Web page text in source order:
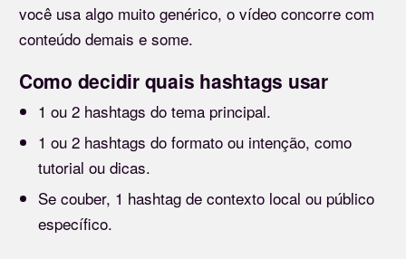
você usa algo muito genérico, o vídeo concorre com
conteúdo demais e some.
Como decidir quais hashtags usar
1 ou 2 hashtags do tema principal.
1 ou 2 hashtags do formato ou intenção, como
tutorial ou dicas.
Se couber, 1 hashtag de contexto local ou público
específico.